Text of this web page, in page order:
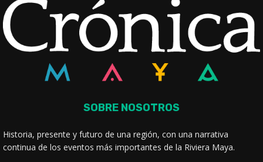
SOBRE NOSOTROS
Historia, presente y futuro de una región, con una narrativa
continua de los eventos más importantes de la Riviera Maya.